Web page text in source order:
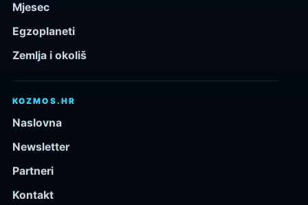
Mjesec
Egzoplaneti
Zemlja i okoliš
KOZMOS.HR
Naslovna
Newsletter
Partneri
Kontakt